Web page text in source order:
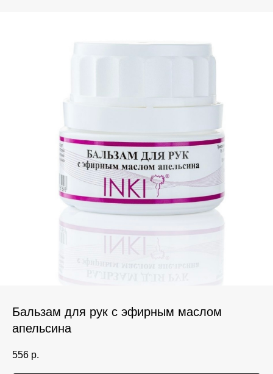
Бальзам для рук с эфирным маслом
апельсина
556 р.